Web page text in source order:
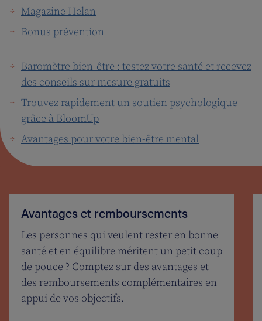
Magazine Helan
Bonus prévention
Baromètre bien-être : testez votre santé et recevez
des conseils sur mesure gratuits
Trouvez rapidement un soutien psychologique
grâce à BloomUp
Avantages pour votre bien-être mental
Avantages et remboursements
Les personnes qui veulent rester en bonne
santé et en équilibre méritent un petit coup
de pouce ? Comptez sur des avantages et
des remboursements complémentaires en
appui de vos objectifs.